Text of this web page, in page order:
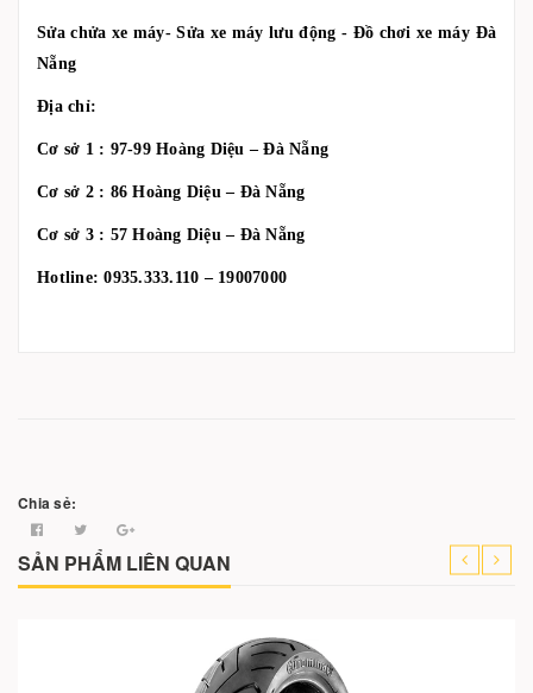
Sửa chửa xe máy- Sửa xe máy lưu động - Đồ chơi xe máy Đà
Nẵng
Địa chỉ:
Cơ sở 1 : 97-99 Hoàng Diệu – Đà Nẵng
Cơ sở 2 : 86 Hoàng Diệu – Đà Nẵng
Cơ sở 3 : 57 Hoàng Diệu – Đà Nẵng
Hotline: 0935.333.110 – 19007000
Chia sẻ:
SẢN PHẨM LIÊN QUAN